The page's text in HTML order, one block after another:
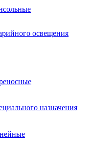
освещения
назначения